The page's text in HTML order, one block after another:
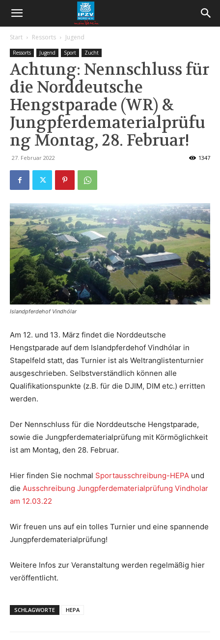
Start Ressorts Jugend
Ressorts Jugend Sport Zucht
Achtung: Nennschluss für
die Norddeutsche
Hengstparade (WR) &
Jungpferdematerialprüfu
ng Montag, 28. Februar!
27. Februar 2022 1347
Islandpferdehof Vindhólar
Am 12. und 13. März findet die Norddeutsche
Hengstparade auf dem Islandpferdehof Vindhólar in
Stapelfeld statt, das Turnier ist als Weltranglistenturnier
ausgeschrieben. Selbstverständlich können alle
Qualifikationspunkte (z.B. für die DJIM, DIM etc.) erritten
werden.
Der Nennschluss für die Norddeutsche Hengstparade,
sowie die Jungpferdematerialprüfung mit Körmöglichkeit
ist am Montag, den 28. Februar.
Hier finden Sie nochmal Sportausschreibung-HEPA und
die Ausschreibung Jungpferdematerialprüfung Vindholar
am 12.03.22
Wir freuen uns auf ein tolles Turnier und eine spannende
Jungpferdematerialprüfung!
Weitere Infos zur Veranstaltung werden regelmäßig hier
veröffentlicht.
SCHLAGWORTE HEPA